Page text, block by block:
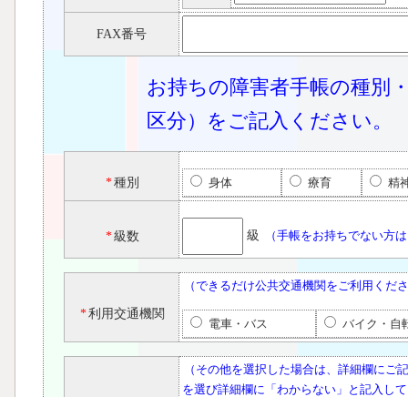
FAX番号
お持ちの障害者手帳の種別
区分）をご記入ください。
*種別 身体 療育 精
*級数 級 （手帳をお持ちでない方
*利用交通機関
（できるだけ公共交通機関をご利用くだ
電車・バス バイク・自
（その他を選択した場合は、詳細欄に
を選び詳細欄に「わからない」と記入し